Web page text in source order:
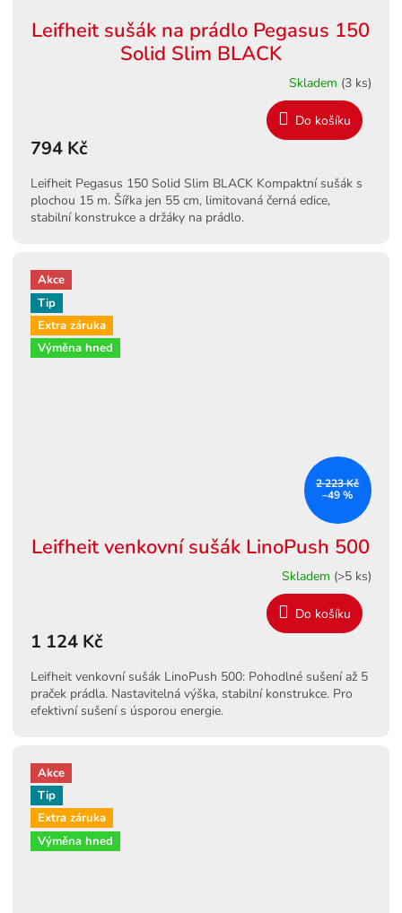
Leifheit sušák na prádlo Pegasus 150
Solid Slim BLACK
Skladem (3 ks)
794 Kč
Do košíku
Leifheit Pegasus 150 Solid Slim BLACK Kompaktní sušák s
plochou 15 m. Šířka jen 55 cm, limitovaná černá edice,
stabilní konstrukce a držáky na prádlo.
Akce
Tip
Extra záruka
Výměna hned
2 223 Kč
–49 %
Leifheit venkovní sušák LinoPush 500
Skladem (>5 ks)
1 124 Kč
Do košíku
Leifheit venkovní sušák LinoPush 500: Pohodlné sušení až 5
praček prádla. Nastavitelná výška, stabilní konstrukce. Pro
efektivní sušení s úsporou energie.
Akce
Tip
Extra záruka
Výměna hned